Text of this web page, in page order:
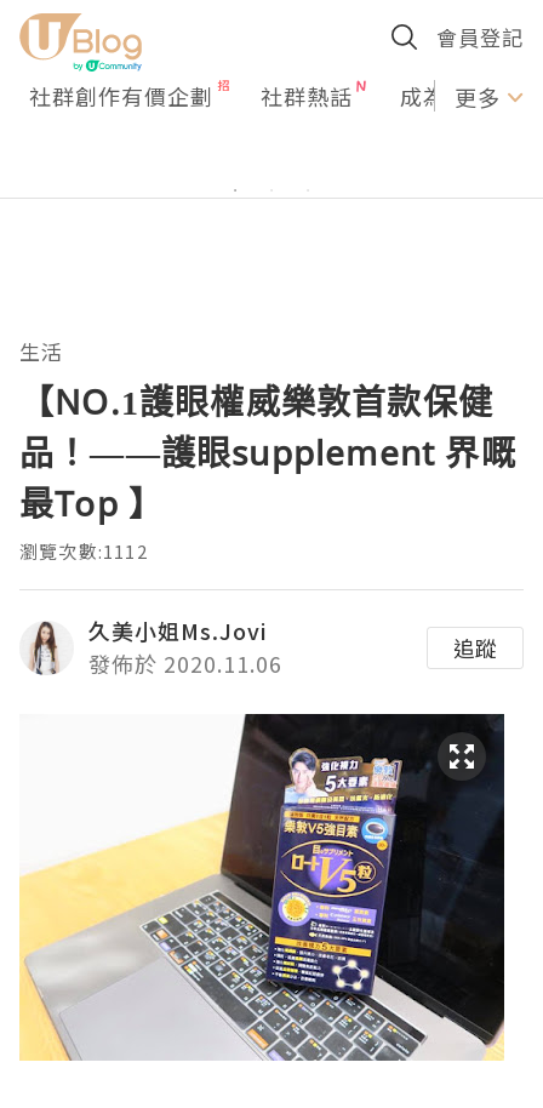
會員登記
社群創作有價企劃 社群熱話 成為U更多
生活
【NO.1護眼權威樂敦首款保健
品！——護眼supplement 界嘅
最Top 】
瀏覽次數:1112
久美小姐Ms.Jovi
發佈於 2020.11.06
追蹤